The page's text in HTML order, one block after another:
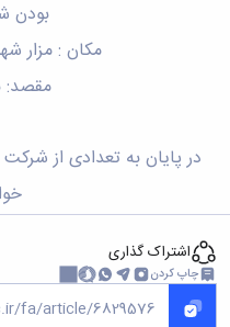
بودن
مکان : مزار
مقصد:
در پایان به تعدادی از
اشتراک گذاری
چاپ کردن